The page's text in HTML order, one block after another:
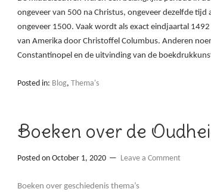
ongeveer van 500 na Christus, ongeveer dezelfde tijd
ongeveer 1500. Vaak wordt als exact eindjaartal
van Amerika door Christoffel Columbus. Anderen
Constantinopel en de uitvinding van de
Posted in: Blog, Thema's
Boeken over de
Posted on October 1, 2020 Leave a Comment
Boeken over geschiedenis thema’s